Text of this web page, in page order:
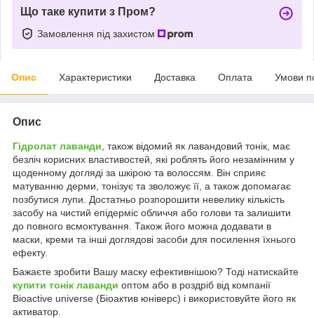
Що таке купити з Пром?
Замовлення під захистом
Опис Характеристики Доставка Оплата Умови
Опис
Гідролат лаванди , також відомий як лавандовий тонік, має
безліч корисних властивостей, які роблять його незамінним у
щоденному догляді за шкірою та волоссям. Він сприяє
матуванню дерми, тонізує та зволожує її, а також допомагає
позбутися лупи. Достатньо розпорошити невелику кількість
засобу на чистий епідерміс обличчя або голови та залишити
до повного всмоктування. Також його можна додавати в
маски, креми та інші доглядові засоби для посилення їхнього
ефекту.
Бажаєте зробити Вашу маску ефективнішою? Тоді натискайте
купити тонік лаванди оптом або в роздріб від компанії
Bioactive universe (Біоактив юніверс) і використовуйте його як
активатор.